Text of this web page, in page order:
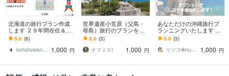
北海道の旅行プラン作成
します ２９年間在住＆道
の駅スタンプ完全制覇の
私に任せてください
5.0 (6)
koharuwanwan
1,000 円
世界遺産小笠原（父島・
母島）旅行のプランを作
ります ～来島回数15回の
ヘビーリピーターが作り
ます～
5.0 (3)
オフィスI
1,000 円
あなただけの沖縄旅行プ
ランニングいたします ゆ
ったり、島時間。沖縄旅
行のお手伝いをさせてく
ださい
5.0 (3)
リツコ✻nuapop design
1,000 円